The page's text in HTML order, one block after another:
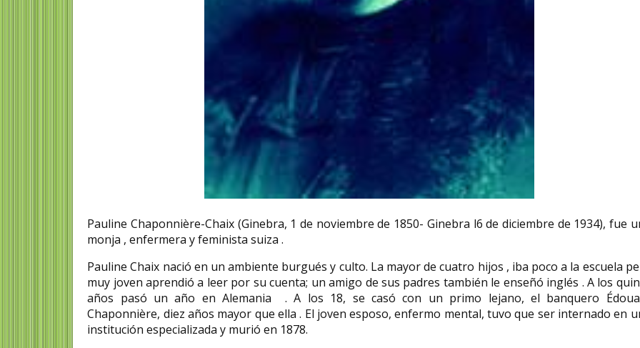
Pauline Chaponnière-Chaix (Ginebra, 1 de noviembre de 1850- Ginebra l6 de diciembre de 1934), fue
monja , enfermera y feminista suiza .
Pauline Chaix nació en un ambiente burgués y culto. La mayor de cuatro hijos , iba poco a la escuela
muy joven aprendió a leer por su cuenta; un amigo de sus padres también le enseñó inglés . A los
años pasó un año en Alemania . A los 18, se casó con un primo lejano, el banquero
Chaponnière, diez años mayor que ella . El joven esposo, enfermo mental, tuvo que ser internado en
institución especializada y murió en 1878.
Cristina Montes pintora
Cristina Montes Mozo (Valladolid,
1928 - 5 de abril de1993). Se inició
Herminia Arrate artista y
pintora chilena
horas. Caseta